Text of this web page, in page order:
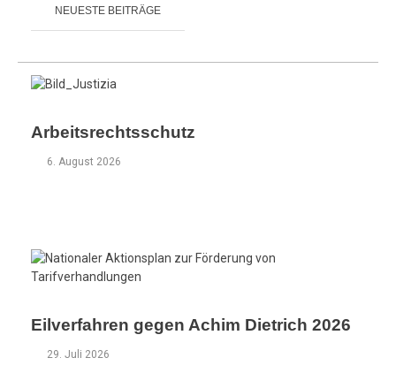
g
NEUESTE BEITRÄGE
Arbeitsrechtsschutz
6. August 2026
Eilverfahren gegen Achim Dietrich 2026
29. Juli 2026